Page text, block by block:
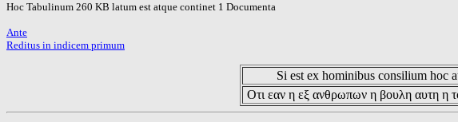
Hoc Tabulinum 260 KB latum est atque continet 1 Documenta
Ante
Reditus in indicem primum
Si est ex hominibus consilium hoc
Οτι εαν η εξ ανθρωπων η βουλη αυτη η